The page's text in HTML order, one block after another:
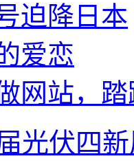
迫降日本
爱恋
网站，
光伏四